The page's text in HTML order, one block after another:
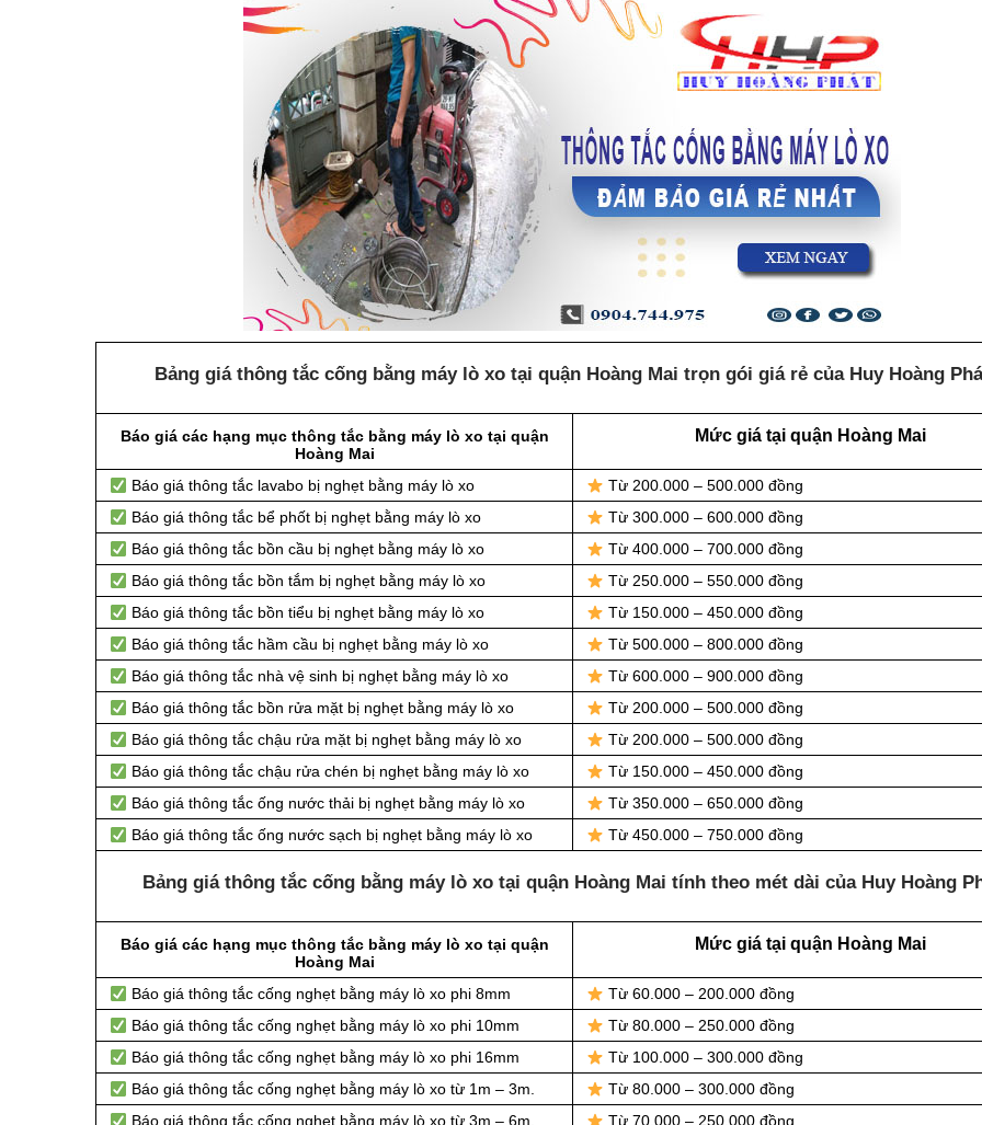
Bảng giá thông tắc cống bằng máy lò xo tại quận Hoàng Mai trọn gói giá rẻ của Huy Hoàng
Báo giá các hạng mục thông tắc bằng máy lò xo tại quận
Hoàng Mai
Mức giá tại quận Hoàng Mai
Báo giá thông tắc lavabo bị nghẹt bằng máy lò xo
Từ 200.000 – 500.000 đồng
Báo giá thông tắc bể phốt bị nghẹt bằng máy lò xo
Từ 300.000 – 600.000 đồng
Báo giá thông tắc bồn cầu bị nghẹt bằng máy lò xo
Từ 400.000 – 700.000 đồng
Báo giá thông tắc bồn tắm bị nghẹt bằng máy lò xo
Từ 250.000 – 550.000 đồng
Báo giá thông tắc bồn tiểu bị nghẹt bằng máy lò xo
Từ 150.000 – 450.000 đồng
Báo giá thông tắc hầm cầu bị nghẹt bằng máy lò xo
Từ 500.000 – 800.000 đồng
Báo giá thông tắc nhà vệ sinh bị nghẹt bằng máy lò xo
Từ 600.000 – 900.000 đồng
Báo giá thông tắc bồn rửa mặt bị nghẹt bằng máy lò xo
Từ 200.000 – 500.000 đồng
Báo giá thông tắc chậu rửa mặt bị nghẹt bằng máy lò xo
Từ 200.000 – 500.000 đồng
Báo giá thông tắc chậu rửa chén bị nghẹt bằng máy lò xo
Từ 150.000 – 450.000 đồng
Báo giá thông tắc ống nước thải bị nghẹt bằng máy lò xo
Từ 350.000 – 650.000 đồng
Báo giá thông tắc ống nước sạch bị nghẹt bằng máy lò xo
Từ 450.000 – 750.000 đồng
Bảng giá thông tắc cống bằng máy lò xo tại quận Hoàng Mai tính theo mét dài của Huy Hoàng
Báo giá các hạng mục thông tắc bằng máy lò xo tại quận
Hoàng Mai
Mức giá tại quận Hoàng Mai
Báo giá thông tắc cống nghẹt bằng máy lò xo phi 8mm
Từ 60.000 – 200.000 đồng
Báo giá thông tắc cống nghẹt bằng máy lò xo phi 10mm
Từ 80.000 – 250.000 đồng
Báo giá thông tắc cống nghẹt bằng máy lò xo phi 16mm
Từ 100.000 – 300.000 đồng
Báo giá thông tắc cống nghẹt bằng máy lò xo từ 1m – 3m.
Từ 80.000 – 300.000 đồng
Báo giá thông tắc cống nghẹt bằng máy lò xo từ 3m – 6m.
Từ 70.000 – 250.000 đồng